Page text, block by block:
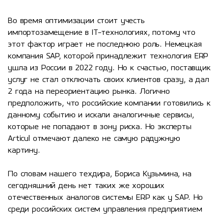
Во время оптимизации стоит учесть
импортозамещение в IT-технологиях, потому что
этот фактор играет не последнюю роль. Немецкая
компания SAP, которой принадлежит технология ERP
ушла из России в 2022 году. Но к счастью, поставщик
услуг не стал отключать своих клиентов сразу, а дал
2 года на переориентацию рынка. Логично
предположить, что российские компании готовились к
данному событию и искали аналогичные сервисы,
которые не попадают в зону риска. Но эксперты
Articul отмечают далеко не самую радужную
картину.
По словам нашего техдира, Бориса Кузьмина, на
сегодняшний день нет таких же хороших
отечественных аналогов системы ERP как у SAP. Но
среди российских систем управления предприятием